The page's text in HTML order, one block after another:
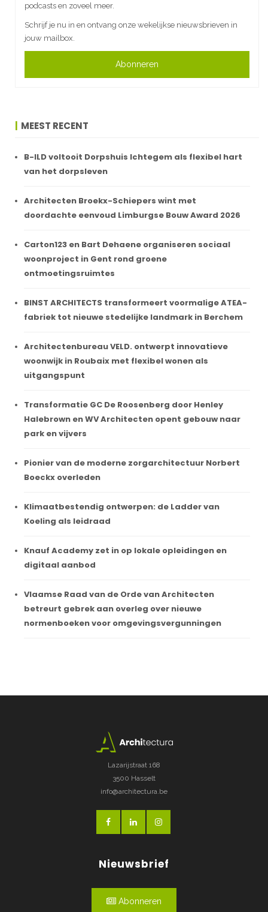
podcasts en zoveel meer.
Schrijf je nu in en ontvang onze wekelijkse nieuwsbrieven in
jouw mailbox.
Abonneren
MEEST RECENT
B-ILD voltooit Dorpshuis Ichtegem als flexibel hart
van het dorpsleven
Architecten Broekx-Schiepers wint met
doordachte eenvoud Limburgse Bouw Award 2026
Carton123 en Bart Dehaene organiseren sociaal
woonproject in Gent rond groene
ontmoetingsruimtes
BINST ARCHITECTS transformeert voormalige ATEA-
fabriek tot nieuwe stedelijke landmark in Berchem
Architectenbureau VELD. ontwerpt innovatieve
woonwijk in Roubaix met flexibel wonen als
uitgangspunt
Transformatie GC De Roosenberg door Henley
Halebrown en WV Architecten opent gebouw naar
park en vijvers
Pionier van de moderne zorgarchitectuur Norbert
Boeckx overleden
Klimaatbestendig ontwerpen: de Ladder van
Koeling als leidraad
Knauf Academy zet in op lokale opleidingen en
digitaal aanbod
Vlaamse Raad van de Orde van Architecten
betreurt gebrek aan overleg over nieuwe
normenboeken voor omgevingsvergunningen
Lazarijstraat 168
3500 Hasselt
info@architectura.be
Nieuwsbrief
Abonneren